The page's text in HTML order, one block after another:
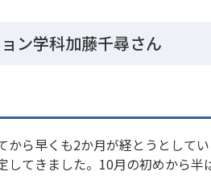
ン学科加藤千尋さん
から早くも2か月が経とうとして
してきました。10月の初めから